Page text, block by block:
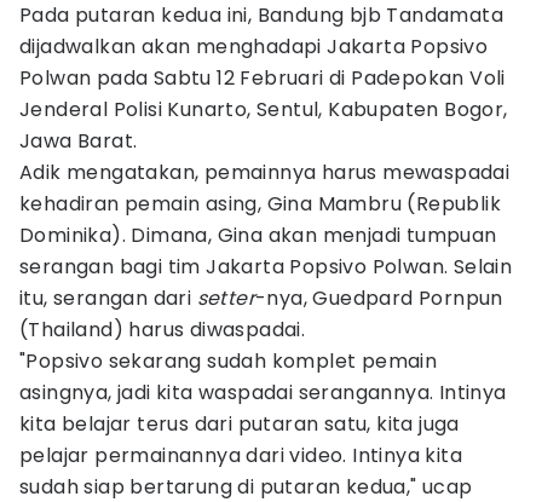
Pada putaran kedua ini, Bandung bjb Tandamata
dijadwalkan akan menghadapi Jakarta Popsivo
Polwan pada Sabtu 12 Februari di Padepokan Voli
Jenderal Polisi Kunarto, Sentul, Kabupaten Bogor,
Jawa Barat.
Adik mengatakan, pemainnya harus mewaspadai
kehadiran pemain asing, Gina Mambru (Republik
Dominika). Dimana, Gina akan menjadi tumpuan
serangan bagi tim Jakarta Popsivo Polwan. Selain
itu, serangan dari setter-nya, Guedpard Pornpun
(Thailand) harus diwaspadai.
"Popsivo sekarang sudah komplet pemain
asingnya, jadi kita waspadai serangannya. Intinya
kita belajar terus dari putaran satu, kita juga
pelajar permainannya dari video. Intinya kita
sudah siap bertarung di putaran kedua," ucap